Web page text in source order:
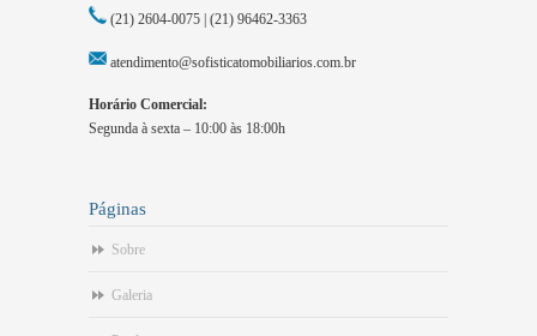
(21) 2604-0075 | (21) 96462-3363
atendimento@sofisticatomobiliarios.com.br
Horário Comercial:
Segunda à sexta – 10:00 às 18:00h
Páginas
Sobre
Galeria